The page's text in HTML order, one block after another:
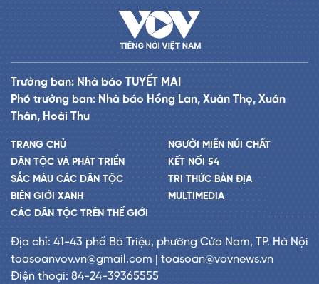
Trưởng ban: Nhà báo TUYẾT MAI
Phó trưởng ban: Nhà báo Hồng Lan, Xuân Thọ, Xuân
Thân, Hoài Thu
TRANG CHỦ
DÂN TỘC VÀ PHÁT TRIỂN
SẮC MÀU CÁC DÂN TỘC
BIÊN GIỚI XANH
CÁC DÂN TỘC TRÊN THẾ GIỚI
NGƯỜI MIỀN NÚI CHẤT
KẾT NỐI 54
TRI THỨC BẢN ĐỊA
MULTIMEDIA
Địa chỉ: 41-43 phố Bà Triệu, phường Cửa Nam, TP. Hà Nội
toasoanvov.vn@gmail.com | toasoan@vovnews.vn
Điện thoại: 84-24-39365555